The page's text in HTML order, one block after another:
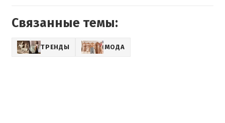
Связанные темы:
ТРЕНДЫ МОДА